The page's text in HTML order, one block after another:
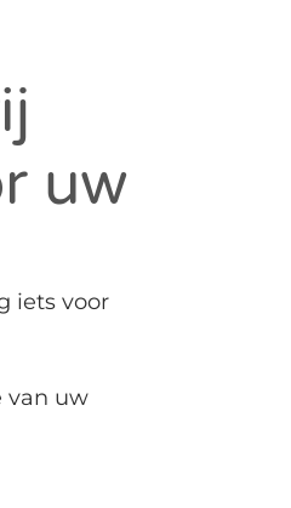
uw
iets voor
van uw